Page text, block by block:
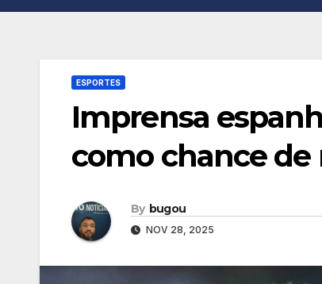
ESPORTES
Imprensa
como chance de
By bugou
NOV 28, 2025